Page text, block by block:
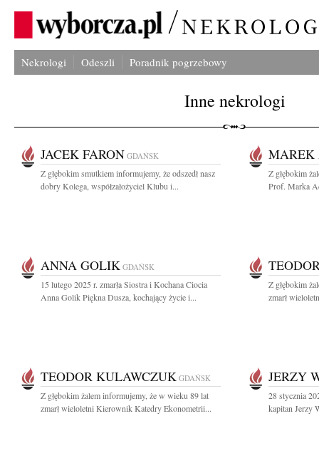
Nekrologi Odeszli Poradnik pogrzebowy
Inne nekrologi
JACEK FARON GDAŃSK
Z głębokim smutkiem informujemy, że odszedł nasz
dobry Kolega, współzałożyciel Klubu i...
MAREK
Z głębokim
Prof. Marka
ANNA GOLIK GDAŃSK
15 lutego 2025 r. zmarła Siostra i Kochana Ciocia
Anna Golik Piękna Dusza, kochający życie i...
Z głębokim
zmarł
TEODOR KULAWCZUK GDAŃSK
Z głębokim żalem informujemy, że w wieku 89 lat
zmarł wieloletni Kierownik Katedry Ekonometrii...
JERZY
28 stycznia
kapitan Jerzy